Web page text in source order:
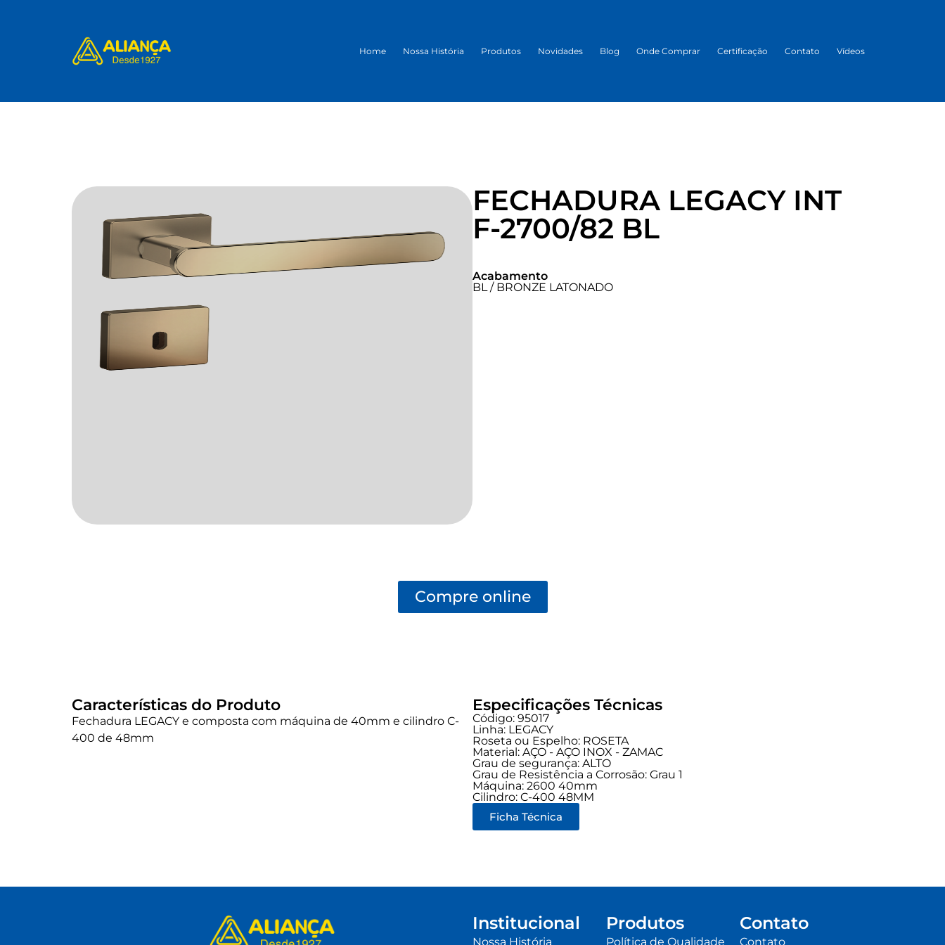
Home Nossa História Produtos Novidades Blog Onde Comprar Certificação Contato Vídeos
FECHADURA LEGACY INT
F-2700/82 BL
Acabamento
BL / BRONZE LATONADO
Compre online
Características do Produto
Fechadura LEGACY e composta com máquina de 40mm e cilindro C-
400 de 48mm
Especificações Técnicas
Código: 95017
Linha: LEGACY
Roseta ou Espelho: ROSETA
Material: AÇO - AÇO INOX - ZAMAC
Grau de segurança: ALTO
Grau de Resistência a Corrosão: Grau 1
Máquina: 2600 40mm
Cilindro: C-400 48MM
Ficha Técnica
Institucional
Nossa História
Produtos
Política de Qualidade
Contato
Contato